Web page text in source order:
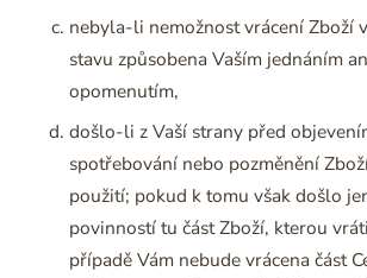
nebyla-li nemožnost vrácení Zboží
stavu způsobena Vaším jednáním
opomenutím,
došlo-li z Vaší strany před
spotřebování nebo pozměnění
použití; pokud k tomu však došlo
povinností tu část Zboží, kterou
případě Vám nebude vrácena část